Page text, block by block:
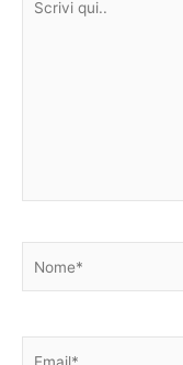
Nome*
Email*